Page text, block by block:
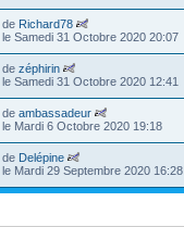
de Richard78
le Samedi 31 Octobre 2020 20:07
dezéphirin
le Samedi 31 Octobre 2020 12:41
deambassadeur
le Mardi 6 Octobre 2020 19:18
de Delépine
le Mardi 29 Septembre 2020 16:28